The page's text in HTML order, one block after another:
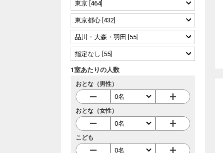
1室あたりの人数
おとな（男性）
おとな（女性）
こども